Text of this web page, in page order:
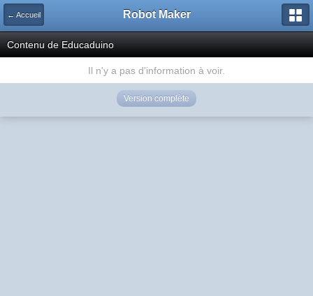
← Accueil Robot Maker
Contenu de Educaduino
Il n'y a pas d'information à voir.
Version complète